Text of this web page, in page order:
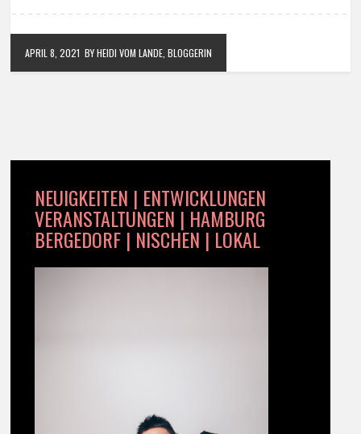
APRIL 8, 2021 BY HEIDI VOM LANDE, BLOGGERIN
NEUIGKEITEN | ENTWICKLUNGEN
VERANSTALTUNGEN | HAMBURG
BERGEDORF | NISCHEN | LOKAL